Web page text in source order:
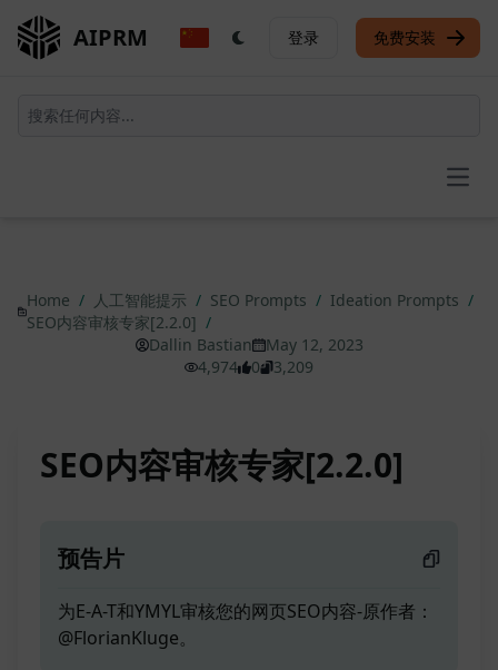
AIPRM 登录 免费安装
Home / 人工智能提示 / SEO Prompts / Ideation Prompts /
SEO内容审核专家[2.2.0] /
Dallin Bastian
May 12, 2023
4,974
0 3,209
SEO内容审核专家[2.2.0]
预告片
为E-A-T和YMYL审核您的网页SEO内容-原作者：
@FlorianKluge。